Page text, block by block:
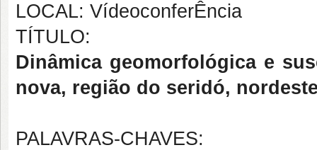
LOCAL: VídeoconferÊncia
TÍTULO:
Dinâmica geomorfológica e
nova, região do seridó,
PALAVRAS-CHAVES: